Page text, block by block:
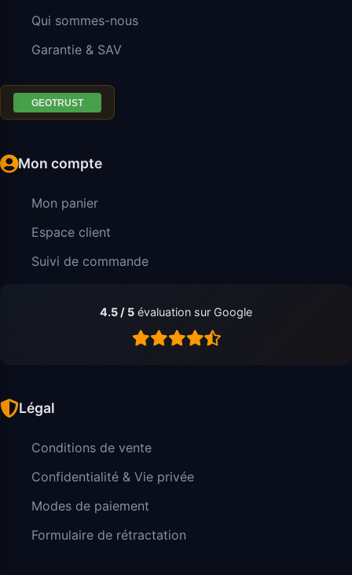
Qui sommes-nous
Garantie & SAV
Mon compte
Mon panier
Espace client
Suivi de commande
4.5 / 5 évaluation sur Google
Légal
Conditions de vente
Confidentialité & Vie privée
Modes de paiement
Formulaire de rétractation